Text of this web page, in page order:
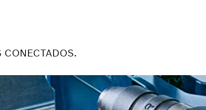
CONECTADOS.